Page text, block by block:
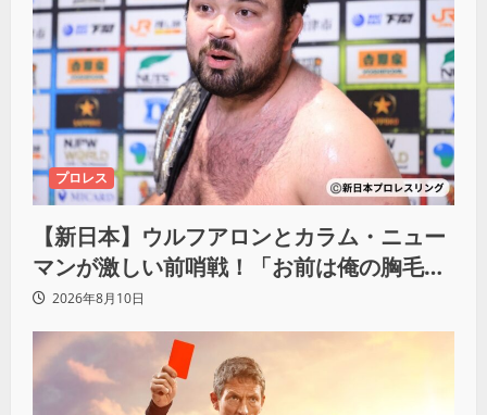
プロレス
【新日本】ウルフアロンとカラム・ニュー
マンが激しい前哨戦！「お前は俺の胸毛に
カラム(絡む)小バエと一緒だ」
2026年8月10日